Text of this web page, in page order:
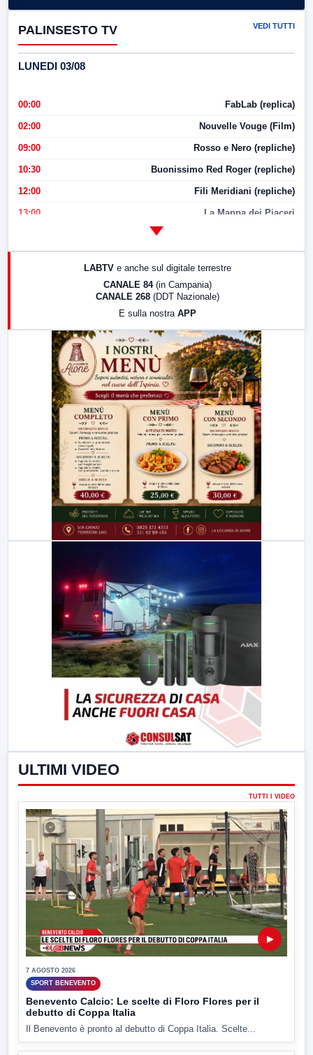
PALINSESTO TV VEDI TUTTI
LUNEDI 03/08
00:00 FabLab (replica)
02:00 Nouvelle Vouge (Film)
09:00 Rosso e Nero (repliche)
10:30 Buonissimo Red Roger (repliche)
12:00 Fili Meridiani (repliche)
13:00 La Mappa dei Piaceri
LabNews (replica)
LABTV e anche sul digitale terrestre
CANALE 84 (in Campania)
CANALE 268 (DDT Nazionale)
E sulla nostra APP
ULTIMI VIDEO
TUTTI I VIDEO
▶
7 AGOSTO 2026
SPORT BENEVENTO
Benevento Calcio: Le scelte di Floro Flores per il
debutto di Coppa Italia
Il Benevento è pronto al debutto di Coppa Italia. Scelte...